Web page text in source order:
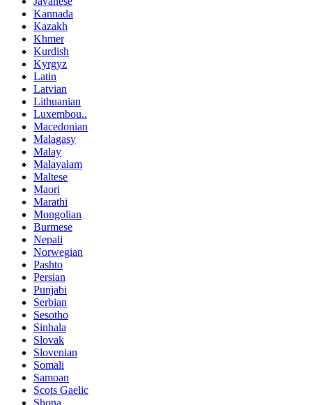
Kannada
Kazakh
Khmer
Kurdish
Kyrgyz
Latin
Latvian
Lithuanian
Luxembou..
Macedonian
Malagasy
Malay
Malayalam
Maltese
Maori
Marathi
Mongolian
Burmese
Nepali
Norwegian
Pashto
Persian
Punjabi
Serbian
Sesotho
Sinhala
Slovak
Slovenian
Somali
Samoan
Scots Gaelic
Shona